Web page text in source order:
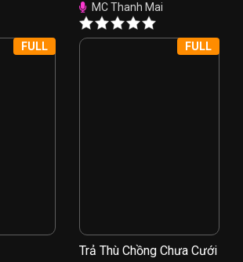
MC Thanh Mai
FULL
Trả Thù Chồng Chưa Cưới
FULL